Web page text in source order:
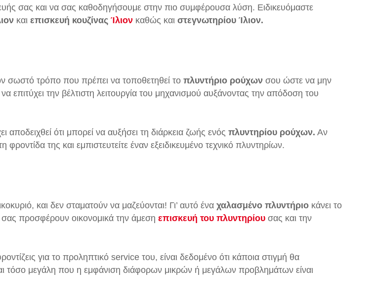
σας και να σας καθοδηγήσουμε στην πιο συμφέρουσα λύση. Ειδικευόμαστε
και επισκευή κουζίνας Ίλιον καθώς και στεγνωτηρίου Ίλιον.
σωστό τρόπο που πρέπει να τοποθετηθεί το πλυντήριο ρούχων σου ώστε να μην
την βέλτιστη λειτουργία του μηχανισμού αυξάνοντας την απόδοση του
αποδειχθεί ότι μπορεί να αυξήσει τη διάρκεια ζωής ενός πλυντηρίου ρούχων. Αν
της και εμπιστευτείτε έναν εξειδικευμένο τεχνικό πλυντηρίων.
και δεν σταματούν να μαζεύονται! Γι’ αυτό ένα χαλασμένο πλυντήριο κάνει το
σας προσφέρουν οικονομικά την άμεση επισκευή του πλυντηρίου σας και την
για το προληπτικό service του, είναι δεδομένο ότι κάποια στιγμή θα
τόσο μεγάλη που η εμφάνιση διάφορων μικρών ή μεγάλων προβλημάτων είναι